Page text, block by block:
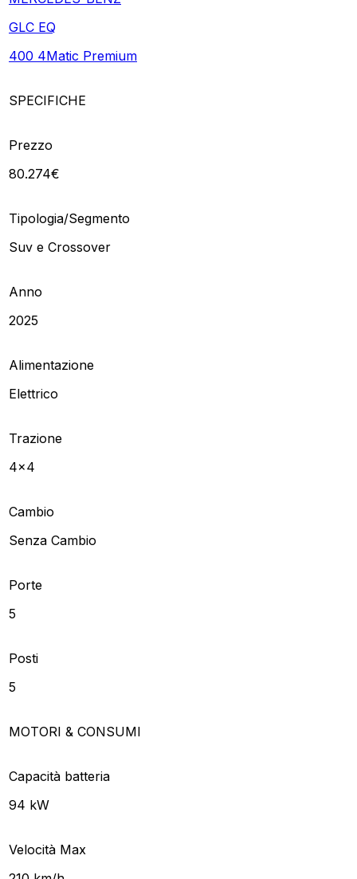
GLC EQ
400 4Matic Premium
SPECIFICHE
Prezzo
80.274€
Tipologia/Segmento
Suv e Crossover
Anno
2025
Alimentazione
Elettrico
Trazione
4x4
Cambio
Senza Cambio
Porte
5
Posti
5
MOTORI & CONSUMI
Capacità batteria
94 kW
Velocità Max